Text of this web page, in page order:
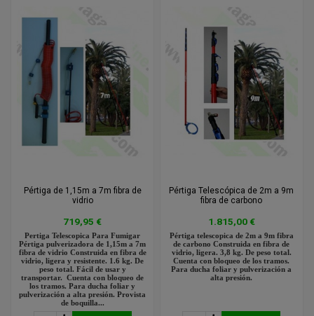
Pértiga de 1,15m a 7m fibra de
vidrio
719,95 €
Pertiga Telescopica Para Fumigar
Pértiga pulverizadora de 1,15m a 7m
fibra de vidrio Construida en fibra de
vidrio, ligera y resistente. 1.6 kg. De
peso total. Fácil de usar y
transportar. Cuenta con bloqueo de
los tramos. Para ducha foliar y
pulverización a alta presión. Provista
de boquilla...
Pértiga Telescópica de 2m a 9m
fibra de carbono
1.815,00 €
Pértiga telescopica de 2m a 9m fibra
de carbono Construida en fibra de
vidrio, ligera. 3,8 kg. De peso total.
Cuenta con bloqueo de los tramos.
Para ducha foliar y pulverización a
alta presión.